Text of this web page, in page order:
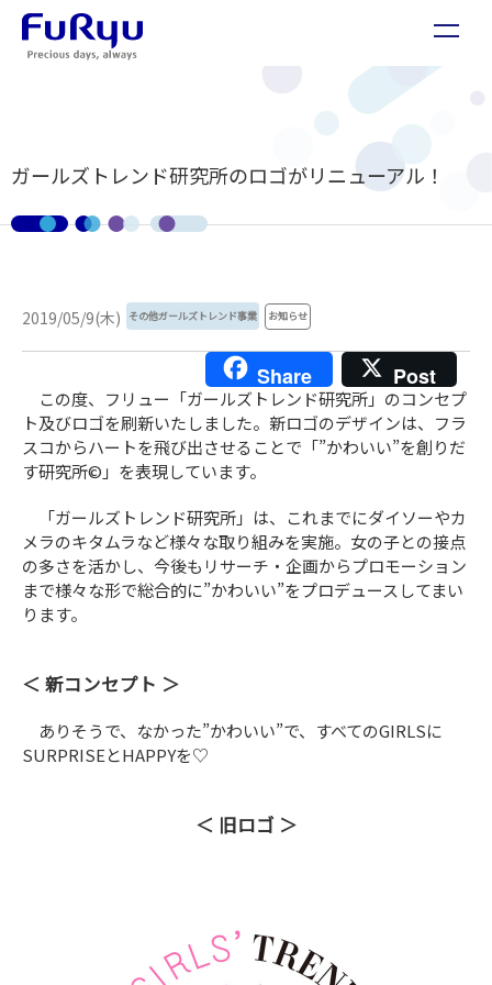
ガールズトレンド研究所のロゴがリニューアル！
2019/05/9(木) その他ガールズトレンド事業 お知らせ
Share Post
この度、フリュー「ガールズトレンド研究所」のコンセプ
ト及びロゴを刷新いたしました。新ロゴのデザインは、フラ
スコからハートを飛び出させることで「”かわいい”を創りだ
す研究所©」を表現しています。
「ガールズトレンド研究所」は、これまでにダイソーやカ
メラのキタムラなど様々な取り組みを実施。女の子との接点
の多さを活かし、今後もリサーチ・企画からプロモーション
まで様々な形で総合的に”かわいい”をプロデュースしてまい
ります。
新コンセプト
ありそうで、なかった”かわいい”で、すべてのGIRLSに
SURPRISEとHAPPYを♡
旧ロゴ